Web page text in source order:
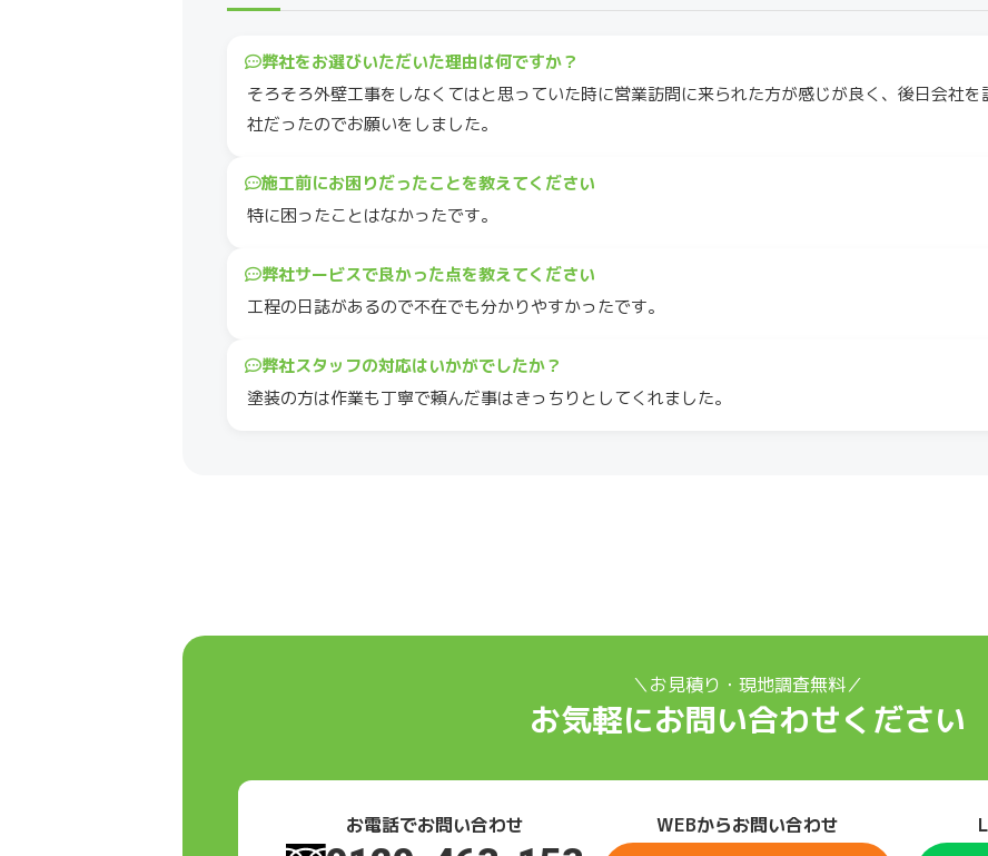
弊社をお選びいただいた理由は何ですか？
そろそろ外壁工事をしなくてはと思っていた時に営業訪問に来られた方が感じが良く、後日会社
社だったのでお願いをしました。
施工前にお困りだったことを教えてください
特に困ったことはなかったです。
弊社サービスで良かった点を教えてください
工程の日誌があるので不在でも分かりやすかったです。
弊社スタッフの対応はいかがでしたか？
塗装の方は作業も丁寧で頼んだ事はきっちりとしてくれました。
＼お見積り・現地調査無料／
お気軽にお問い合わせください
お電話でお問い合わせ WEBからお問い合わせ